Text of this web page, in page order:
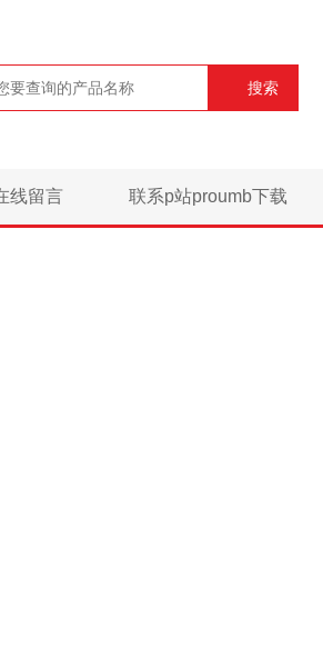
搜索
线留言 联系p站proumb下载